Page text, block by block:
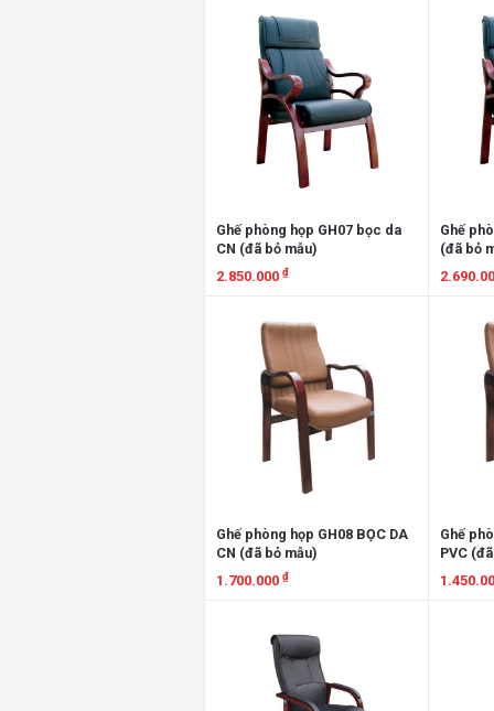
Ghế phòng họp GH07 bọc da
CN (đã bỏ mẫu)
2.850.000 ₫
Ghế
(đã bỏ
Ghế phòng họp GH08 BỌC DA
CN (đã bỏ mẫu)
1.700.000 ₫
Ghế
PVC